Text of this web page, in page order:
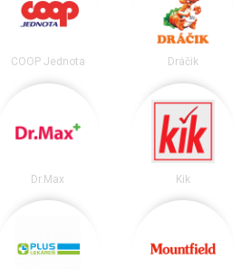
COOP Jednota Dráčik
Dr.Max Kik